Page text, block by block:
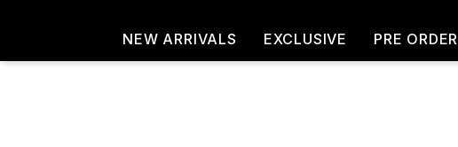
NEW ARRIVALS EXCLUSIVE PRE ORDER